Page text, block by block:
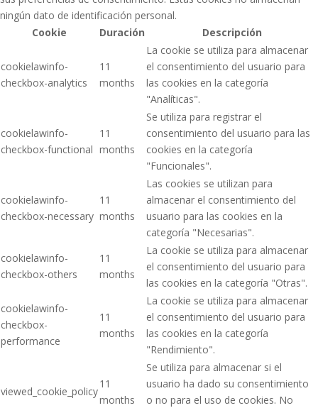
ningún dato de identificación personal.
Cookie
Duración Descripción
cookielawinfo-
checkbox-analytics
11
months
La cookie se utiliza para almacenar
el consentimiento del usuario para
las cookies en la categoría
"Analíticas".
cookielawinfo-
checkbox-functional
11
months
Se utiliza para registrar el
consentimiento del usuario para las
cookies en la categoría
"Funcionales".
cookielawinfo-
checkbox-necessary
11
months
Las cookies se utilizan para
almacenar el consentimiento del
usuario para las cookies en la
categoría "Necesarias".
cookielawinfo-
checkbox-others
11
months
La cookie se utiliza para almacenar
el consentimiento del usuario para
las cookies en la categoría "Otras".
cookielawinfo-
checkbox-
performance
11
months
La cookie se utiliza para almacenar
el consentimiento del usuario para
las cookies en la categoría
"Rendimiento".
viewed_cookie_policy
11
months
Se utiliza para almacenar si el
usuario ha dado su consentimiento
o no para el uso de cookies. No